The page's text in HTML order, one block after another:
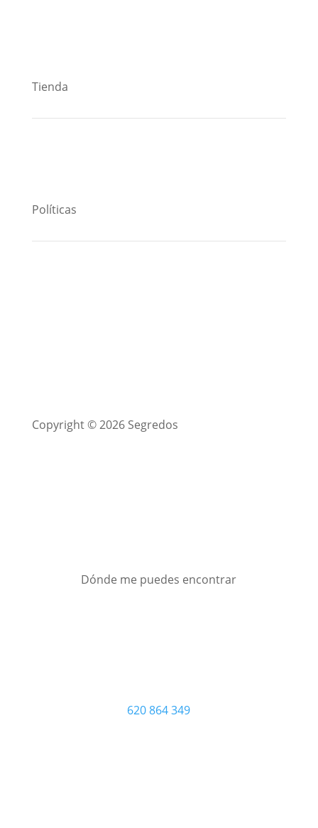
Tienda
Políticas
Copyright © 2026 Segredos
Dónde me puedes encontrar
620 864 349